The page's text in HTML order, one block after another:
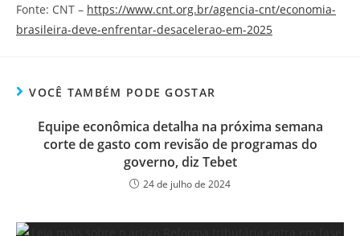
Fonte: CNT – https://www.cnt.org.br/agencia-cnt/economia-
brasileira-deve-enfrentar-desacelerao-em-2025
VOCÊ TAMBÉM PODE GOSTAR
Equipe econômica detalha na próxima semana
corte de gasto com revisão de programas do
governo, diz Tebet
24 de julho de 2024